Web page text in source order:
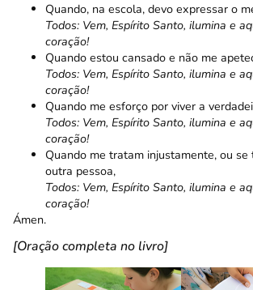
Quando, na escola, devo expressar o
Todos: Vem, Espírito Santo, ilumina e
coração!
Quando estou cansado e não me
Todos: Vem, Espírito Santo, ilumina e
coração!
Quando me esforço por viver a
Todos: Vem, Espírito Santo, ilumina e
coração!
Quando me tratam injustamente, ou
outra pessoa,
Todos: Vem, Espírito Santo, ilumina e
coração!
Ámen.
[Oração completa no livro]